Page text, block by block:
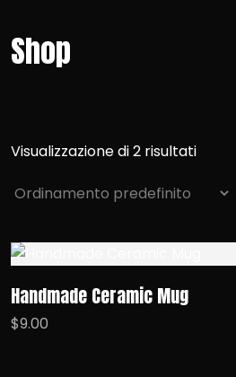
Shop
Visualizzazione di 2 risultati
Handmade Ceramic Mug
$9.00